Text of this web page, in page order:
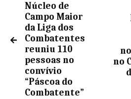
Núcleo de
Campo Maior
da Liga dos
Combatentes
reuniu 110
pessoas no
convívio
“Páscoa do
Combatente”
no